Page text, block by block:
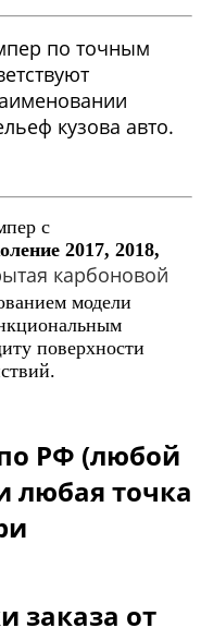
по точным
кузова авто.
с
2017, 2018,
карбоновой
модели
поверхности
РФ (любой
любая точка
заказа от